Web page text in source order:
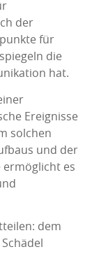
der
für
die
hat.
Ereignisse
solchen
und der
ermöglicht es
dem